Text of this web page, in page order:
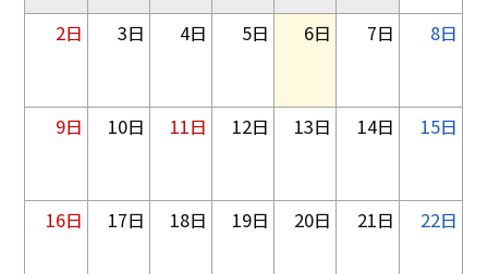
2日 3日 4日 5日 6日 7日 8日
9日 10日 11日 12日 13日 14日 15日
16日 17日 18日 19日 20日 21日 22日